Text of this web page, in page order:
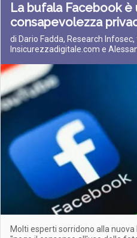
La bufala Facebook è
consapevolezza
di Dario Fadda, Research
Insicurezzadigitale.com e
Molti esperti sorridono alla